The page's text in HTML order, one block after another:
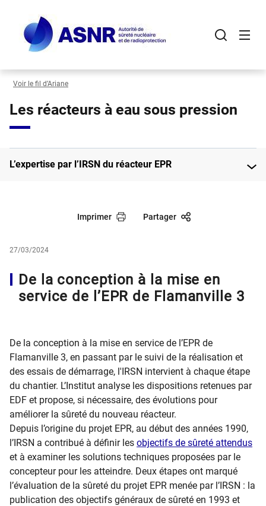
contenu
principal
Voir le fil d’Ariane
Les réacteurs à eau sous pression
L’expertise par l’IRSN du réacteur EPR
Imprimer Partager
27/03/2024
De la conception à la mise en
service de l’EPR de Flamanville 3
De la conception à la mise en service de l’EPR de
Flamanville 3, en passant par le suivi de la réalisation et
des essais de démarrage, l'IRSN intervient à chaque étape
du chantier. L’Institut analyse les dispositions retenues par
EDF et propose, si nécessaire, des évolutions pour
améliorer la sûreté du nouveau réacteur.
Depuis l’origine du projet EPR, au début des années 1990,
l’IRSN a contribué à définir les objectifs de sûreté attendus
et à examiner les solutions techniques proposées par le
concepteur pour les atteindre. Deux étapes ont marqué
l’évaluation de la sûreté du projet EPR menée par l’IRSN : la
publication des objectifs généraux de sûreté en 1993 et